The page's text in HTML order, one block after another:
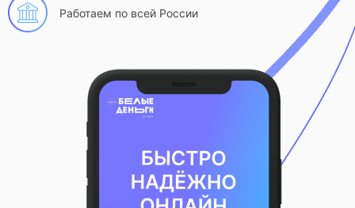
Работаем по всей России